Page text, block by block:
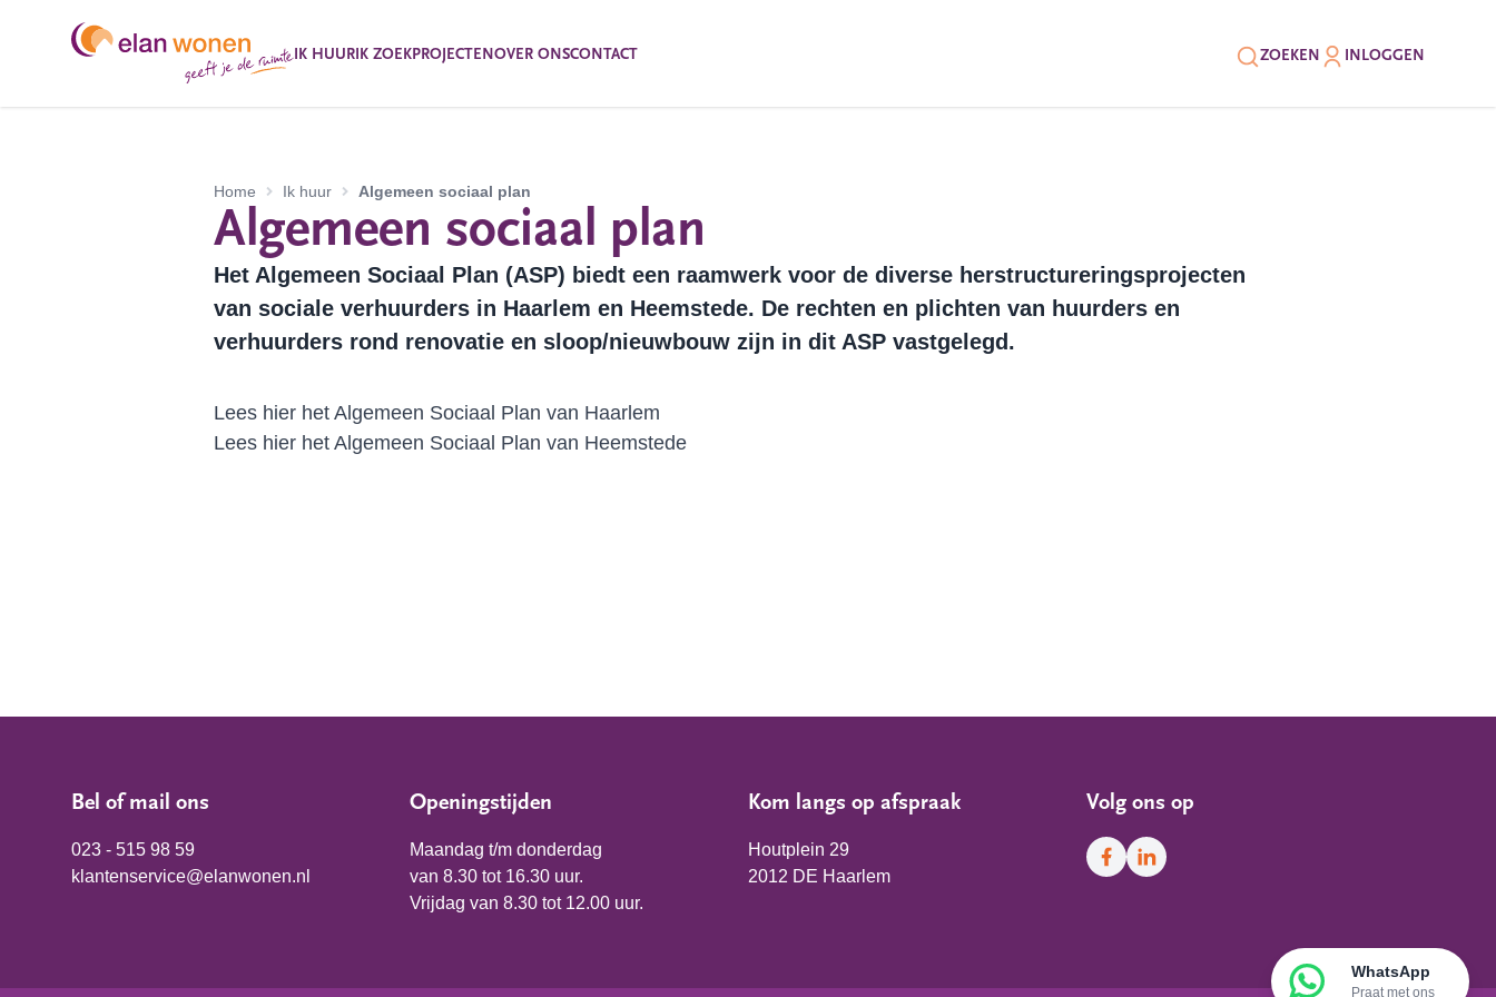
IK HUURIK ZOEKPROJECTENOVER ONSCONTACT ZOEKEN INLOGGEN
Home Ik huur Algemeen sociaal plan
Algemeen sociaal plan
Het Algemeen Sociaal Plan (ASP) biedt een raamwerk voor de diverse herstructureringsprojecten
van sociale verhuurders in Haarlem en Heemstede. De rechten en plichten van huurders en
verhuurders rond renovatie en sloop/nieuwbouw zijn in dit ASP vastgelegd.
Lees hier het Algemeen Sociaal Plan van Haarlem
Lees hier het Algemeen Sociaal Plan van Heemstede
Bel of mail ons
023 - 515 98 59
klantenservice@elanwonen.nl
Openingstijden
Maandag t/m donderdag
van 8.30 tot 16.30 uur.
Vrijdag van 8.30 tot 12.00 uur.
Kom langs op afspraak
Houtplein 29
2012 DE Haarlem
Volg ons op
Facebook
LinkedIn
WhatsApp
Praat met ons